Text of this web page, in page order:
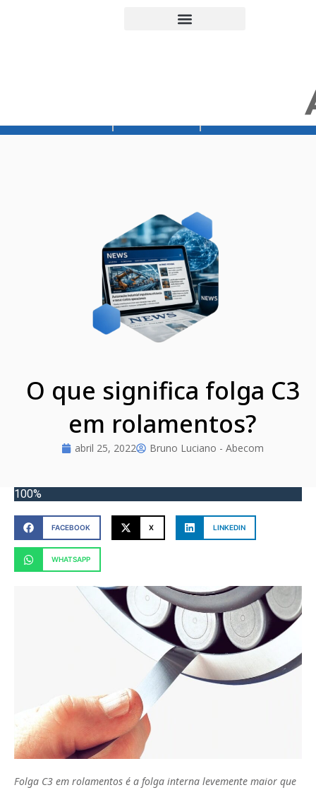
O que significa folga C3
em rolamentos?
abril 25, 2022 Bruno Luciano - Abecom
100%
FACEBOOK X LINKEDIN
WHATSAPP
Folga C3 em rolamentos é a folga interna levemente maior que